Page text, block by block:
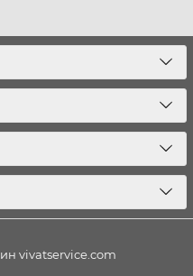
vivatservice.com